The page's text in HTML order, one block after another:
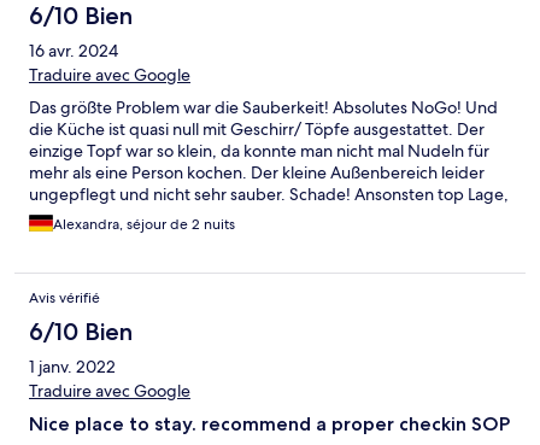
6/10 Bien
16 avr. 2024
Traduire avec Google
Das größte Problem war die Sauberkeit! Absolutes NoGo! Und
die Küche ist quasi null mit Geschirr/ Töpfe ausgestattet. Der
einzige Topf war so klein, da konnte man nicht mal Nudeln für
mehr als eine Person kochen. Der kleine Außenbereich leider
ungepflegt und nicht sehr sauber. Schade! Ansonsten top Lage,
gute Einrichtung, guter Stil, gute Matratze. Vielleicht alles etwas
angeschlagen und in die Jahre gekommen. Aber das wäre ok
Küchenausstattung checken. Dann passt es auch.
Alexandra, séjour de 2 nuits
Avis vérifié
6/10 Bien
1 janv. 2022
Traduire avec Google
Nice place to stay. recommend a proper checkin SOP